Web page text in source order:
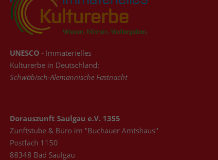
UNESCO - Immaterielles
Kulturerbe in Deutschland:
Schwäbisch-Alemannische Fastnacht
Dorauszunft Saulgau e.V. 1355
Zunftstube & Büro im "Buchauer Amtshaus"
Postfach 1150
88348 Bad Saulgau